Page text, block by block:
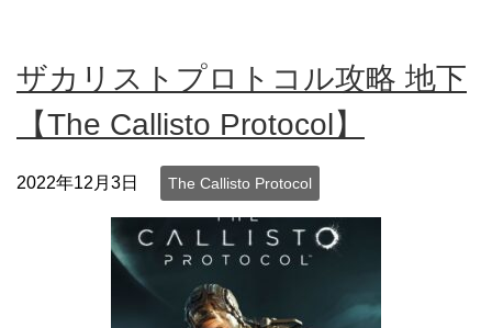
ザカリストプロトコル攻略 地下
【The Callisto Protocol】
2022年12月3日 The Callisto Protocol